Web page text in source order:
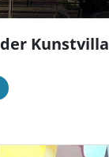
Kunstvilla